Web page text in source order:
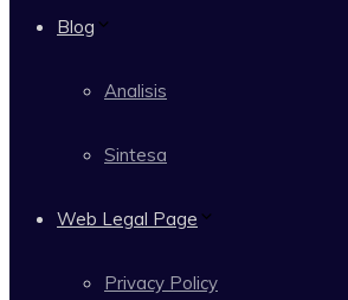
Blog
Analisis
Sintesa
Web Legal Page
Privacy Policy